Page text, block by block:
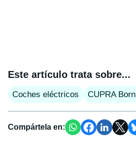
Este artículo trata sobre...
Coches eléctricos CUPRA Born
Compártela en: